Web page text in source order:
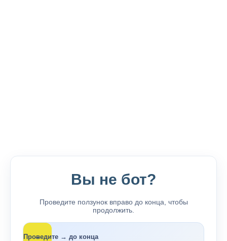
Вы не бот?
Проведите ползунок вправо до конца, чтобы
продолжить.
Проведите → до конца
→